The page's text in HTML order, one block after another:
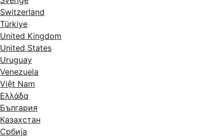
Switzerland
Türkiye
United Kingdom
United States
Uruguay
Venezuela
Việt Nam
Ελλάδα
България
Казахстан
Србија